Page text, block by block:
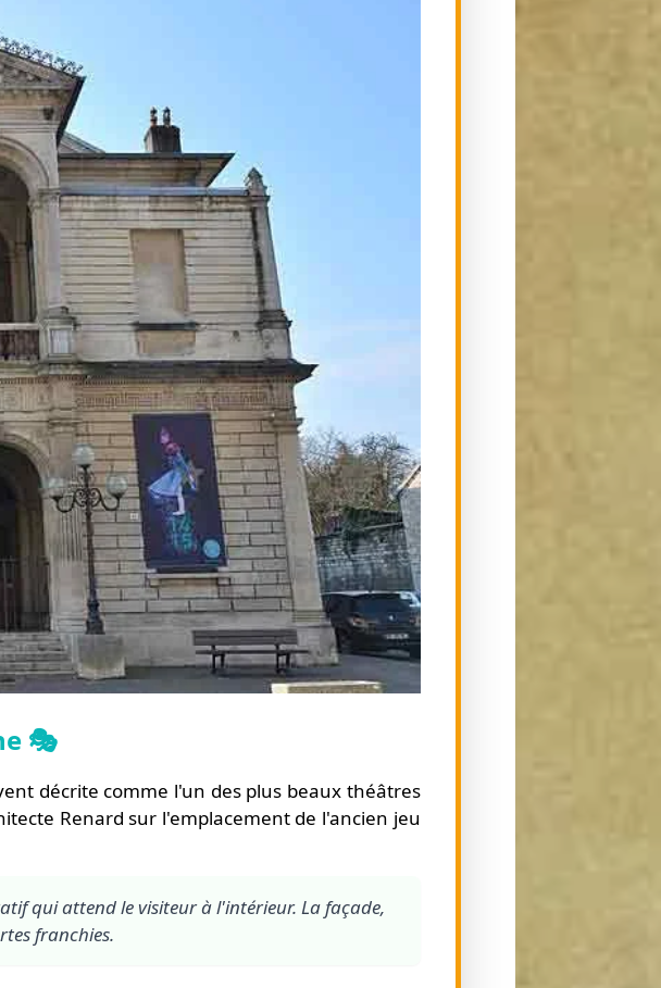
🎭
décrite comme l'un des plus beaux théâtres
Renard sur l'emplacement de l'ancien jeu
qui attend le visiteur à l'intérieur. La façade,
franchies.